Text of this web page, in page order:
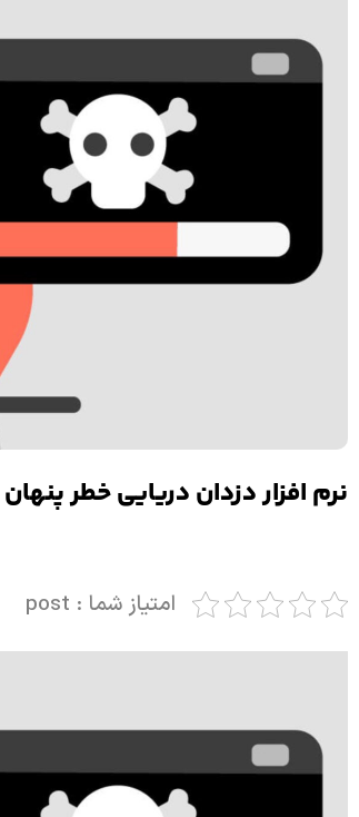
نرم افزار دزدان دریایی خطر
امتیاز شما : post